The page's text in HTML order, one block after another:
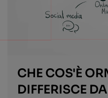
CHE COS'È
DIFFERISCE